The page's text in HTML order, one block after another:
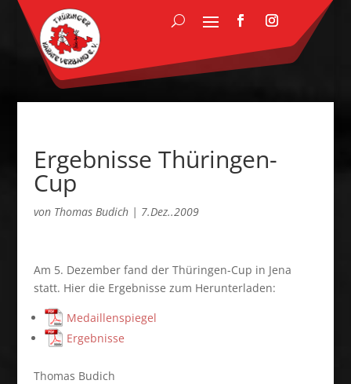
Ergebnisse Thüringen-
Cup
von Thomas Budich| 7.Dez..2009
Am 5. Dezember fand der Thüringen-Cup in Jena
statt. Hier die Ergebnisse zum Herunterladen:
Medaillenspiegel
Ergebnisse
Thomas Budich